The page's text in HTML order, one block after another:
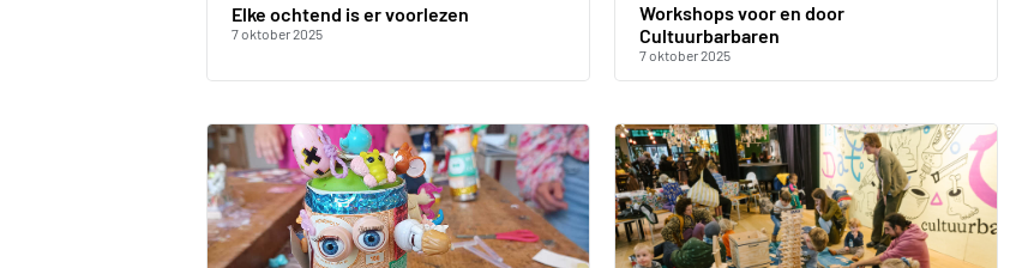
Elke ochtend is er voorlezen
7 oktober 2025
Workshops voor en door
Cultuurbarbaren
7 oktober 2025